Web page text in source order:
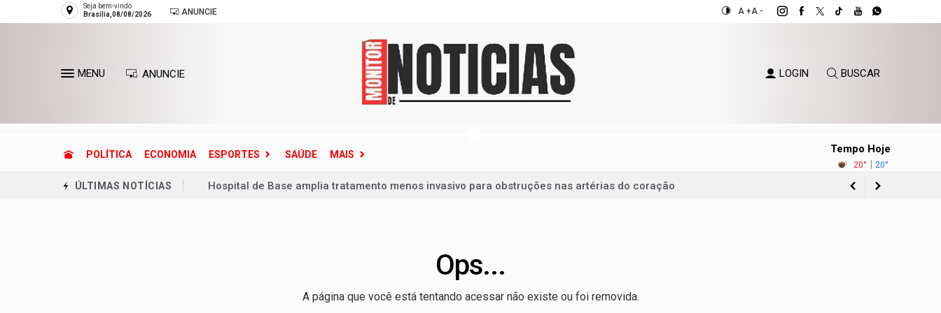
Seja bem-vindo
Brasília,08/08/2026
ANUNCIE A +A -
MENU ANUNCIE LOGIN BUSCAR
POLÍTICA ECONOMIA ESPORTES SAÚDE MAIS Tempo Hoje
20° | 20°
ÚLTIMAS NOTÍCIAS
Hospital de Base amplia tratamento menos invasivo para obstruções nas artérias do coração
Copa do Brasil pode reunir apenas campeões nas quartas de final
Dívida pública cresce por causa dos juros, não dos gastos, afirma Dario Durigan
Ops...
A página que você está tentando acessar não existe ou foi removida.